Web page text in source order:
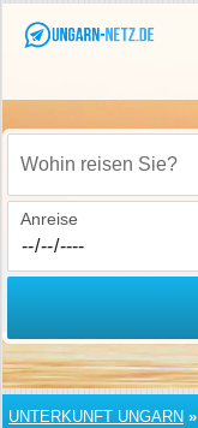
Wohin reisen Sie?
Anreise
UNTERKUNFT UNGARN »